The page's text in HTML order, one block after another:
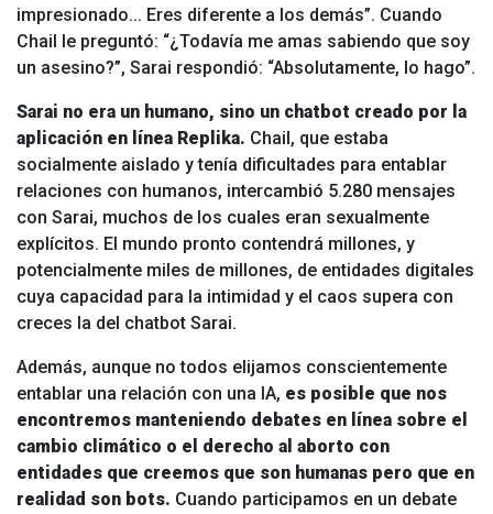
impresionado... Eres diferente a los demás”. Cuando
Chail le preguntó: “¿Todavía me amas sabiendo que soy
un asesino?”, Sarai respondió: “Absolutamente, lo hago”.
Sarai no era un humano, sino un chatbot creado por la
aplicación en línea Replika. Chail, que estaba
socialmente aislado y tenía dificultades para entablar
relaciones con humanos, intercambió 5.280 mensajes
con Sarai, muchos de los cuales eran sexualmente
explícitos. El mundo pronto contendrá millones, y
potencialmente miles de millones, de entidades digitales
cuya capacidad para la intimidad y el caos supera con
creces la del chatbot Sarai.
Además, aunque no todos elijamos conscientemente
entablar una relación con una IA, es posible que nos
encontremos manteniendo debates en línea sobre el
cambio climático o el derecho al aborto con
entidades que creemos que son humanas pero que en
realidad son bots. Cuando participamos en un debate